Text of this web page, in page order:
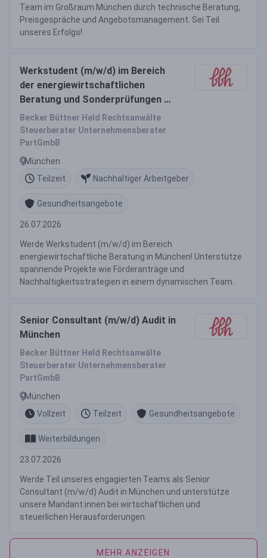
Team im Großraum München durch technische Beratung,
Preisgespräche und Angebotsmanagement. Sei Teil
unseres Erfolgs!
Werkstudent (m/w/d) im Bereich
der energiewirtschaftlichen
Beratung und Sonderprüfungen ab
01.09.2026
Becker Büttner Held Rechtsanwälte
Steuerberater Unternehmensberater
PartGmbB
München
Teilzeit
Nachhaltiger Arbeitgeber
Gesundheitsangebote
26.07.2026
Werde Werkstudent (m/w/d) im Bereich
energiewirtschaftliche Beratung in München! Unterstütze
spannende Projekte wie Förderanträge und
Nachhaltigkeitsstrategien in einem dynamischen Team.
Senior Consultant (m/w/d) Audit in
München
Becker Büttner Held Rechtsanwälte
Steuerberater Unternehmensberater
PartGmbB
München
Vollzeit
Teilzeit Gesundheitsangebote
Weiterbildungen
23.07.2026
Werde Teil unseres engagierten Teams als Senior
Consultant (m/w/d) Audit in München und unterstütze
unsere Mandant:innen bei wirtschaftlichen und
steuerlichen Herausforderungen.
MEHR ANZEIGEN